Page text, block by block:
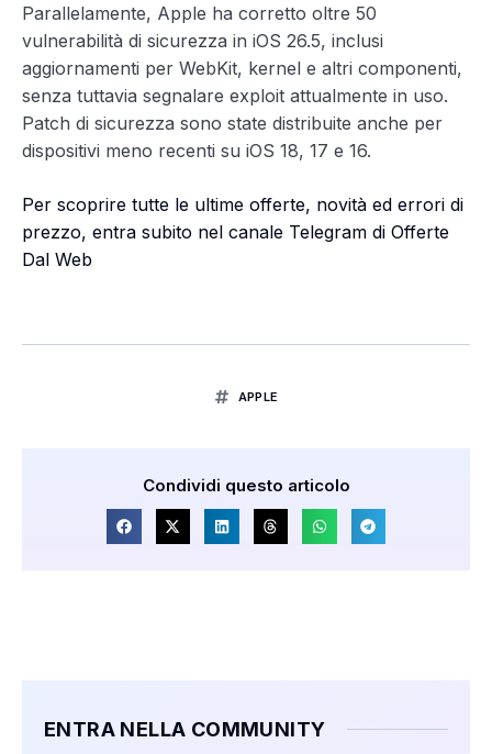
Parallelamente, Apple ha corretto oltre 50
vulnerabilità di sicurezza in iOS 26.5, inclusi
aggiornamenti per WebKit, kernel e altri componenti,
senza tuttavia segnalare exploit attualmente in uso.
Patch di sicurezza sono state distribuite anche per
dispositivi meno recenti su iOS 18, 17 e 16.
Per scoprire tutte le ultime offerte, novità ed errori di
prezzo, entra subito nel canale Telegram di Offerte
Dal Web
APPLE
Condividi questo articolo
ENTRA NELLA COMMUNITY